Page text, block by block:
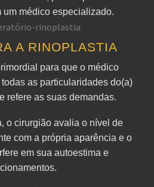
um médico especializado.
A RINOPLASTIA
para que o médico
as particularidades do(a)
refere as suas demandas.
o cirurgião avalia o nível de
com a própria aparência e o
em sua autoestima e